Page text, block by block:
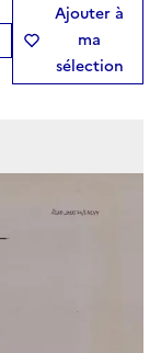
Ajouter à
ma
sélection